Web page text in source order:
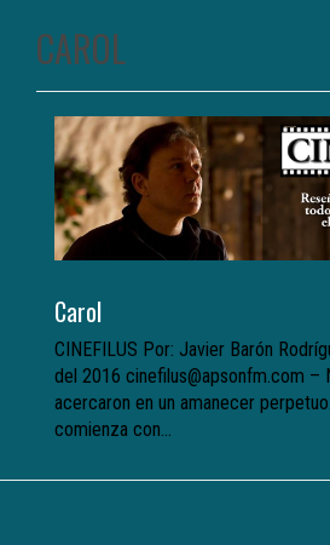
CAROL
Carol
CINEFILUS Por: Javier Barón
del 2016 cinefilus@apsonfm.com –
acercaron en un amanecer
comienza con...